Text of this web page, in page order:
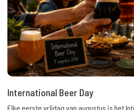
International Beer Day
Elke eerste vrijdag van augustus is het